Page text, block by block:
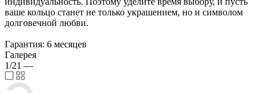
ваше кольцо станет не только украшением, но и символом
долговечной любви.
Гарантия: 6 месяцев
Галерея
1/21 —